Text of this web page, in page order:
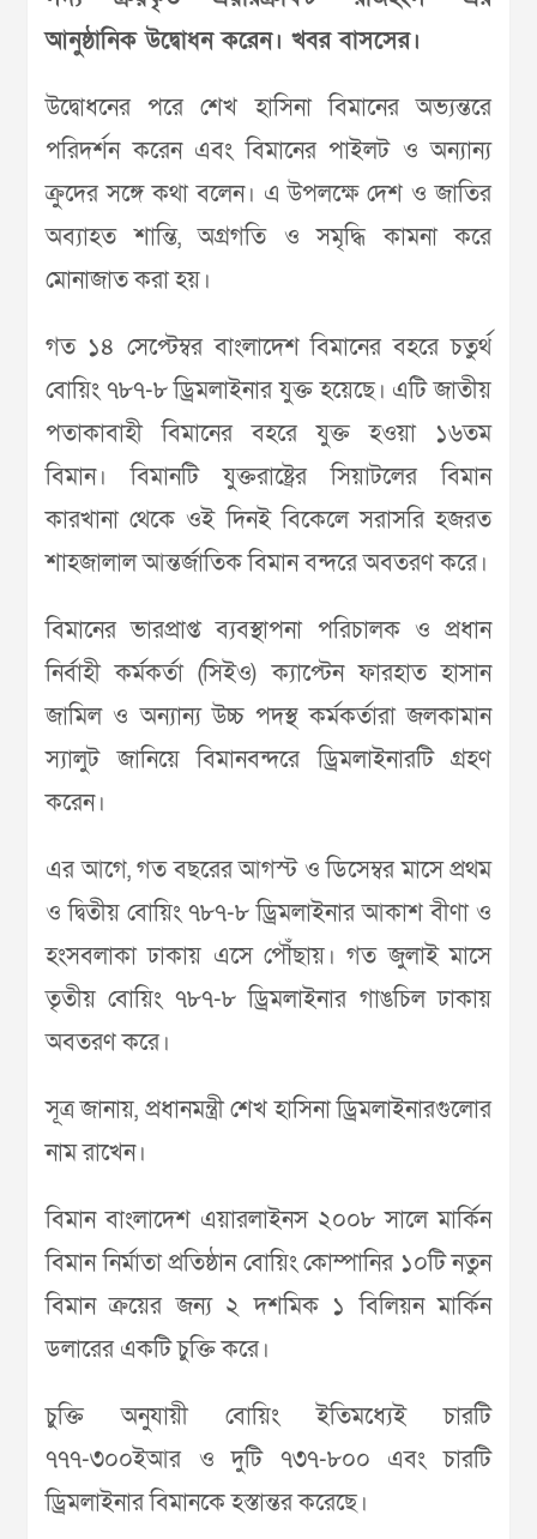
আনুষ্ঠানিক উদ্বোধন করেন। খবর বাসসের।
উদ্বোধনের পরে শেখ হাসিনা বিমানের অভ্যন্তরে
পরিদর্শন করেন এবং বিমানের পাইলট ও অন্যান্য
ক্রুদের সঙ্গে কথা বলেন। এ উপলক্ষে দেশ ও জাতির
অব্যাহত শান্তি, অগ্রগতি ও সমৃদ্ধি কামনা করে
মোনাজাত করা হয়।
গত ১৪ সেপ্টেম্বর বাংলাদেশ বিমানের বহরে চতুর্থ
বোয়িং ৭৮৭-৮ ড্রিমলাইনার যুক্ত হয়েছে। এটি জাতীয়
পতাকাবাহী বিমানের বহরে যুক্ত হওয়া ১৬তম
বিমান। বিমানটি যুক্তরাষ্ট্রের সিয়াটলের বিমান
কারখানা থেকে ওই দিনই বিকেলে সরাসরি হজরত
শাহজালাল আন্তর্জাতিক বিমান বন্দরে অবতরণ করে।
বিমানের ভারপ্রাপ্ত ব্যবস্থাপনা পরিচালক ও প্রধান
নির্বাহী কর্মকর্তা (সিইও) ক্যাপ্টেন ফারহাত হাসান
জামিল ও অন্যান্য উচ্চ পদস্থ কর্মকর্তারা জলকামান
স্যালুট জানিয়ে বিমানবন্দরে ড্রিমলাইনারটি গ্রহণ
করেন।
এর আগে, গত বছরের আগস্ট ও ডিসেম্বর মাসে প্রথম
ও দ্বিতীয় বোয়িং ৭৮৭-৮ ড্রিমলাইনার আকাশ বীণা ও
হংসবলাকা ঢাকায় এসে পৌঁছায়। গত জুলাই মাসে
তৃতীয় বোয়িং ৭৮৭-৮ ড্রিমলাইনার গাঙচিল ঢাকায়
অবতরণ করে।
সূত্র জানায়, প্রধানমন্ত্রী শেখ হাসিনা ড্রিমলাইনারগুলোর
নাম রাখেন।
বিমান বাংলাদেশ এয়ারলাইনস ২০০৮ সালে মার্কিন
বিমান নির্মাতা প্রতিষ্ঠান বোয়িং কোম্পানির ১০টি নতুন
বিমান ক্রয়ের জন্য ২ দশমিক ১ বিলিয়ন মার্কিন
ডলারের একটি চুক্তি করে।
চুক্তি অনুযায়ী বোয়িং ইতিমধ্যেই চারটি
৭৭৭-৩০০ইআর ও দুটি ৭৩৭-৮০০ এবং চারটি
ড্রিমলাইনার বিমানকে হস্তান্তর করেছে।